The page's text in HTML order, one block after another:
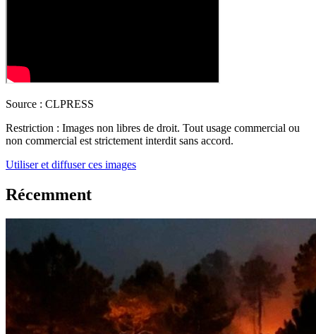
Source : CLPRESS
Restriction : Images non libres de droit. Tout usage commercial ou
non commercial est strictement interdit sans accord.
Utiliser et diffuser ces images
Récemment